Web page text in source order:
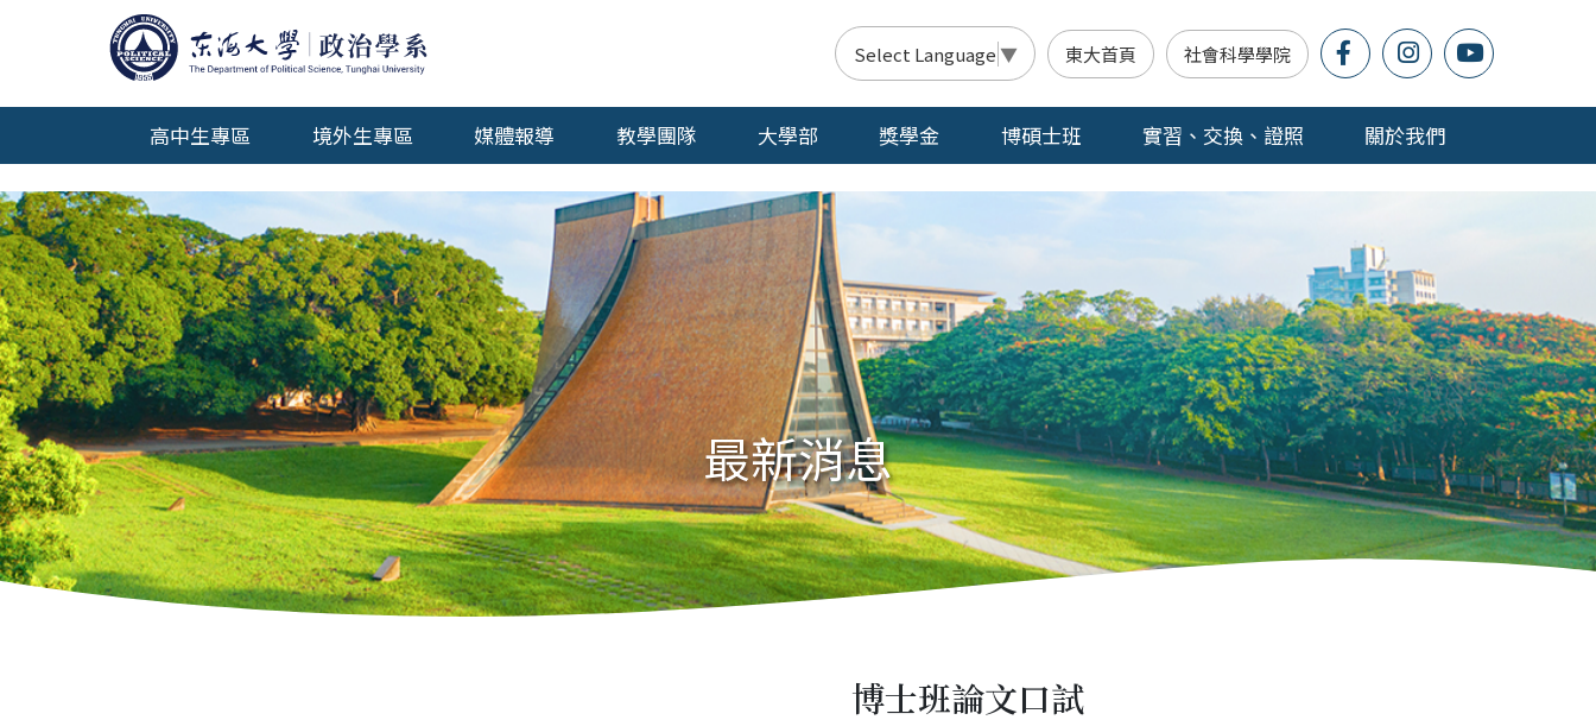
Select Language ▼ 東大首頁 社會科學學院
高中生專區 境外生專區 媒體報導 教學團隊 大學部 獎學金 博碩士班 實習、交換、證照 關於我們
最新消息
博士班論文口試